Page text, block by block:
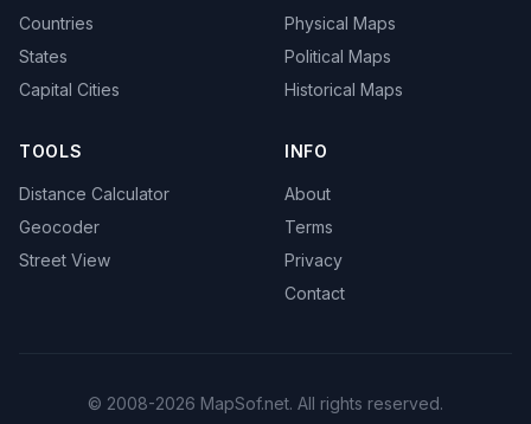
Countries
States
Capital Cities
Physical Maps
Political Maps
Historical Maps
TOOLS
Distance Calculator
Geocoder
Street View
INFO
About
Terms
Privacy
Contact
© 2008-2026 MapSof.net. All rights reserved.